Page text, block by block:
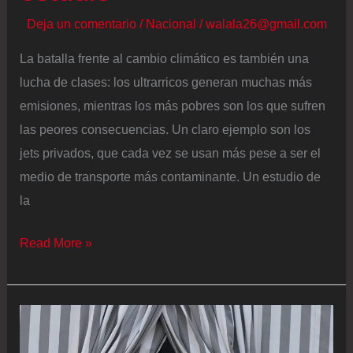
Deja un comentario / Nacional /walala26@gmail.com
La batalla frente al cambio climático es también una
lucha de clases: los ultrarricos generan muchas más
emisiones, mientras los más pobres son los que sufren
las peores consecuencias. Un claro ejemplo son los
jets privados, que cada vez se usan más pese a ser el
medio de transporte más contaminante. Un estudio de
la
Cada
privado
genera
Read More »